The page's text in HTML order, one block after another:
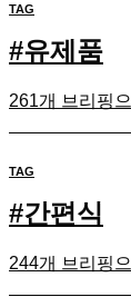
TAG
#유제품
261개 브리핑
TAG
#간편식
244개 브리핑